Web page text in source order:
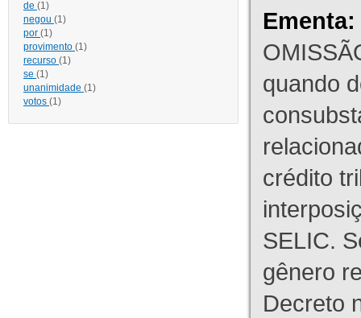
de (1)
negou (1)
por (1)
provimento (1)
recurso (1)
se (1)
unanimidade (1)
votos (1)
Ementa:
quando
crédito
SELIC.
gênero
Decreto